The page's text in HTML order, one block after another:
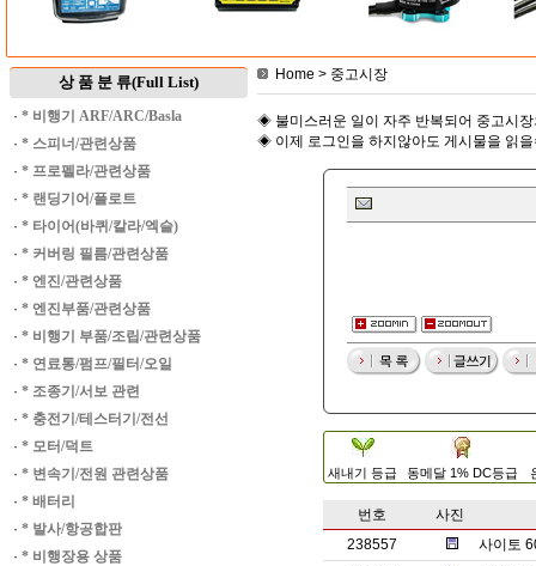
상 품 분 류(Full List)
· * 비행기 ARF/ARC/Basla
· * 스피너/관련상품
· * 프로펠라/관련상품
· * 랜딩기어/플로트
· * 타이어(바퀴/칼라/엑슬)
· * 커버링 필름/관련상품
· * 엔진/관련상품
· * 엔진부품/관련상품
· * 비행기 부품/조립/관련상품
· * 연료통/펌프/필터/오일
· * 조종기/서보 관련
· * 충전기/테스터기/전선
· * 모터/덕트
· * 변속기/전원 관련상품
· * 배터리
· * 발사/항공합판
· * 비행장용 상품
Home > 중고시장
◈ 불미스러운 일이 자주 반복되어 중고시
◈ 이제 로그인을 하지않아도 게시물을 읽
새내기 등급 동메달 1% DC등급
번호
사진
238557
사이토